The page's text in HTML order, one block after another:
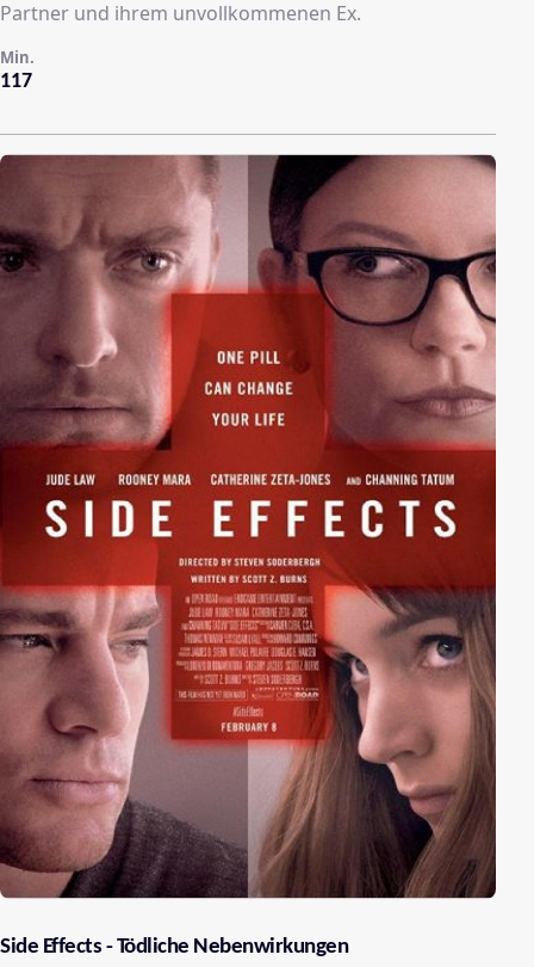
Partner und ihrem unvollkommenen Ex.
117
Min.
Side Effects - Tödliche Nebenwirkungen